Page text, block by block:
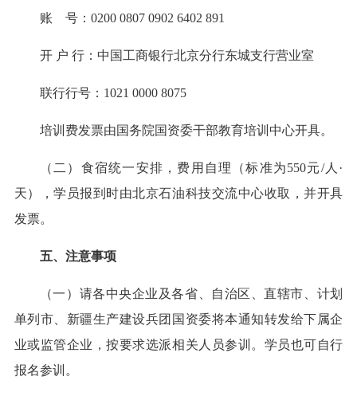
账 号：0200 0807 0902 6402 891
开 户 行：中国工商银行北京分行东城支行营业室
联行行号：1021 0000 8075
培训费发票由国务院国资委干部教育培训中心开具。
（二）食宿统一安排，费用自理（标准为550元/人·
天），学员报到时由北京石油科技交流中心收取，并开具
发票。
五、注意事项
（一）请各中央企业及各省、自治区、直辖市、计划
单列市、新疆生产建设兵团国资委将本通知转发给下属企
业或监管企业，按要求选派相关人员参训。学员也可自行
报名参训。